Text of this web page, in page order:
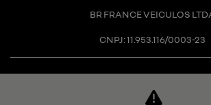
BR FRANCE VEICULOS
CNPJ: 11.953.116/0003-23